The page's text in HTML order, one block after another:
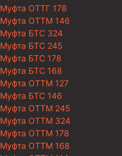
Муфта ОТТГ 178
Муфта ОТТМ 146
Муфта БТС 324
Муфта БТС 245
Муфта БТС 178
Муфта БТС 168
Муфта ОТТМ 127
Муфта БТС 146
Муфта ОТТМ 245
Муфта ОТТМ 324
Муфта ОТТМ 178
Муфта ОТТМ 168